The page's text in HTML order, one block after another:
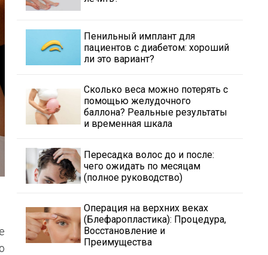
Пенильный имплант для
пациентов с диабетом: хороший
ли это вариант?
Сколько веса можно потерять с
помощью желудочного
баллона? Реальные результаты
и временная шкала
Пересадка волос до и после:
чего ожидать по месяцам
(полное руководство)
Операция на верхних веках
(Блефаропластика): Процедура,
Восстановление и
Преимущества